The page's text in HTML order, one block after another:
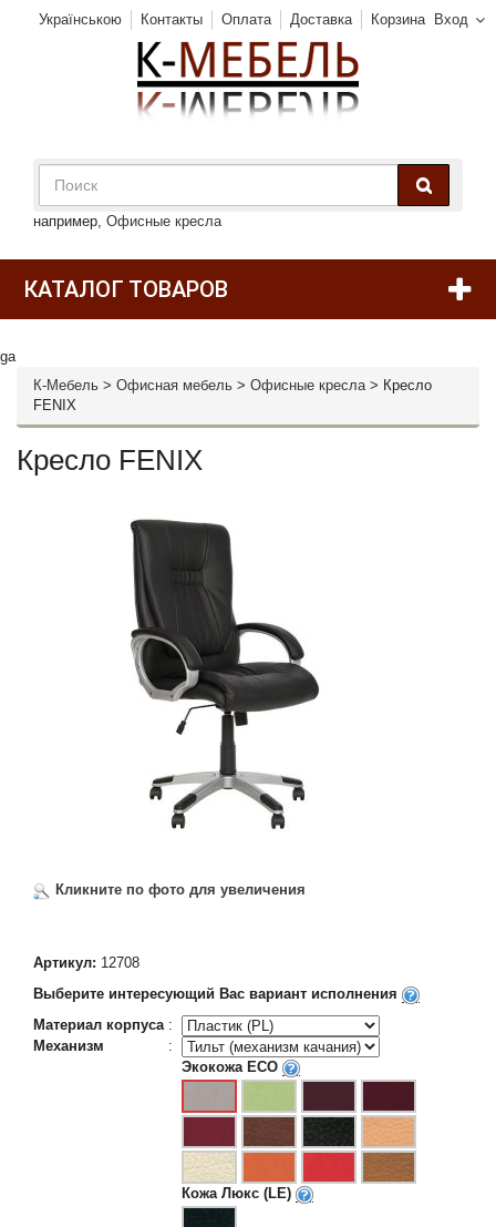
Вход
Українською Контакты Оплата Доставка Корзина
например, Офисные кресла
КАТАЛОГ ТОВАРОВ
ga
К-Мебель > Офисная мебель > Офисные кресла> Кресло
FENIX
Кресло FENIX
Кликните по фото для увеличения
Артикул: 12708
Выберите интересующий Вас вариант исполнения
Материал корпуса:
Механизм
:
Экокожа ECO
Кожа Люкс (LE)